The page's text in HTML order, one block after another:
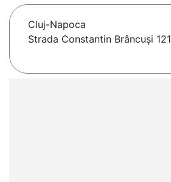
Cluj-Napoca
Strada Constantin Brâncuși 121